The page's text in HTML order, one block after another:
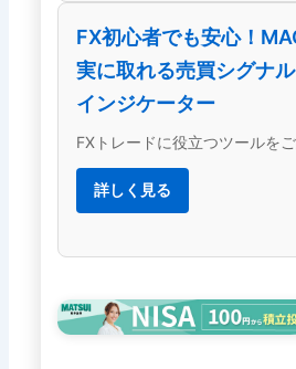
FX初心者でも安心！
実に取れる売買シグナ
インジケーター
FXトレードに役立つツールを
詳しく見る